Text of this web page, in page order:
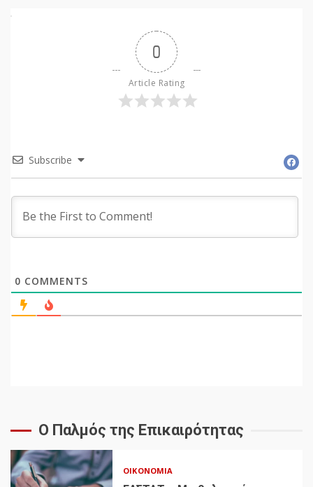
0
Article Rating
Subscribe
0 COMMENTS
Ο Παλμός της Επικαιρότητας
ΟΙΚΟΝΟΜΊΑ